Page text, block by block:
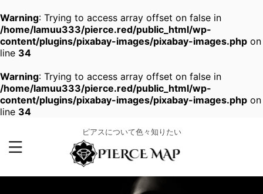
Warning: Trying to access array offset on false in
/home/lamuu333/pierce.red/public_html/wp-
content/plugins/pixabay-images/pixabay-images.php on
line 34
Warning: Trying to access array offset on false in
/home/lamuu333/pierce.red/public_html/wp-
content/plugins/pixabay-images/pixabay-images.php on
line 34
ピアスについて色々知りたい